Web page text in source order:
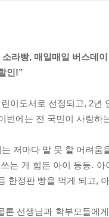
라빵, 매일매일 버스데
인!”
이도서로 선정되고, 2년
번에는 전 국민이 사랑
는 저마다 말 못 할 어려
는 게 힘든 아이 등등. 아
한정판 빵을 먹게 되고,
론 선생님과 학부모들에